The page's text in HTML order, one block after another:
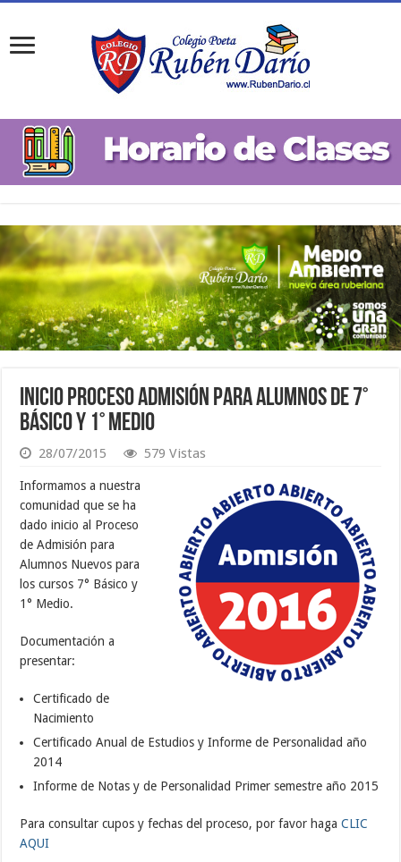
Inicio proceso Admisión para alumnos de 7°
Básico y 1° Medio
28/07/2015 579 Vistas
Informamos a nuestra
comunidad que se ha
dado inicio al Proceso
de Admisión para
Alumnos Nuevos para
los cursos 7° Básico y
1° Medio.
Documentación a
presentar:
Certificado de
Nacimiento
Certificado Anual de Estudios y Informe de Personalidad año
2014
Informe de Notas y de Personalidad Primer semestre año 2015
Para consultar cupos y fechas del proceso, por favor hagaCLIC
AQUI